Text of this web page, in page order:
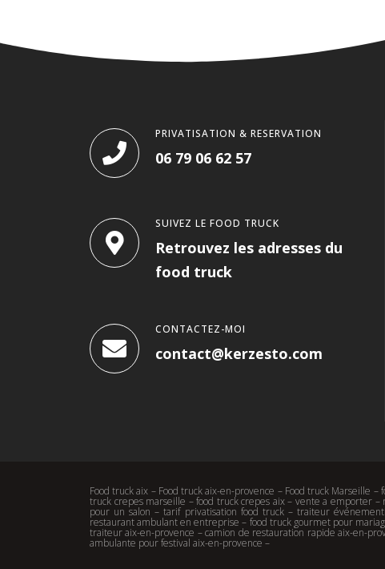
PRIVATISATION & RESERVATION
06 79 06 62 57
SUIVEZ LE FOOD TRUCK
Retrouvez les adresses du
food truck
CONTACTEZ-MOI
contact@kerzesto.com
Food truck aix – Food truck aix-en-provence – Food truck Marseille
truck crepes marseille – food truck crepes aix – vente a emporter
pour un salon – tarif privatisation food truck – traiteur
restaurant ambulant en entreprise – food truck gourmet pour
traiteur aix-en-provence – camion de restauration rapide aix-en-
ambulante pour festival aix-en-provence –